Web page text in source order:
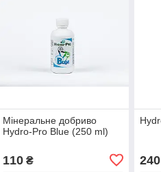
Мінеральне добриво
Hydro-Pro Blue (250 ml)
110₴ 240